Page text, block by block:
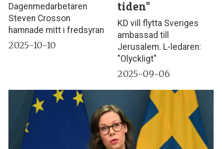
Dagenmedarbetaren
Steven Crosson
hamnade mitt i fredsyran
2025-10-10
tiden"
KD vill flytta Sveriges
ambassad till
Jerusalem. L-ledaren:
"Olyckligt"
2025-09-06